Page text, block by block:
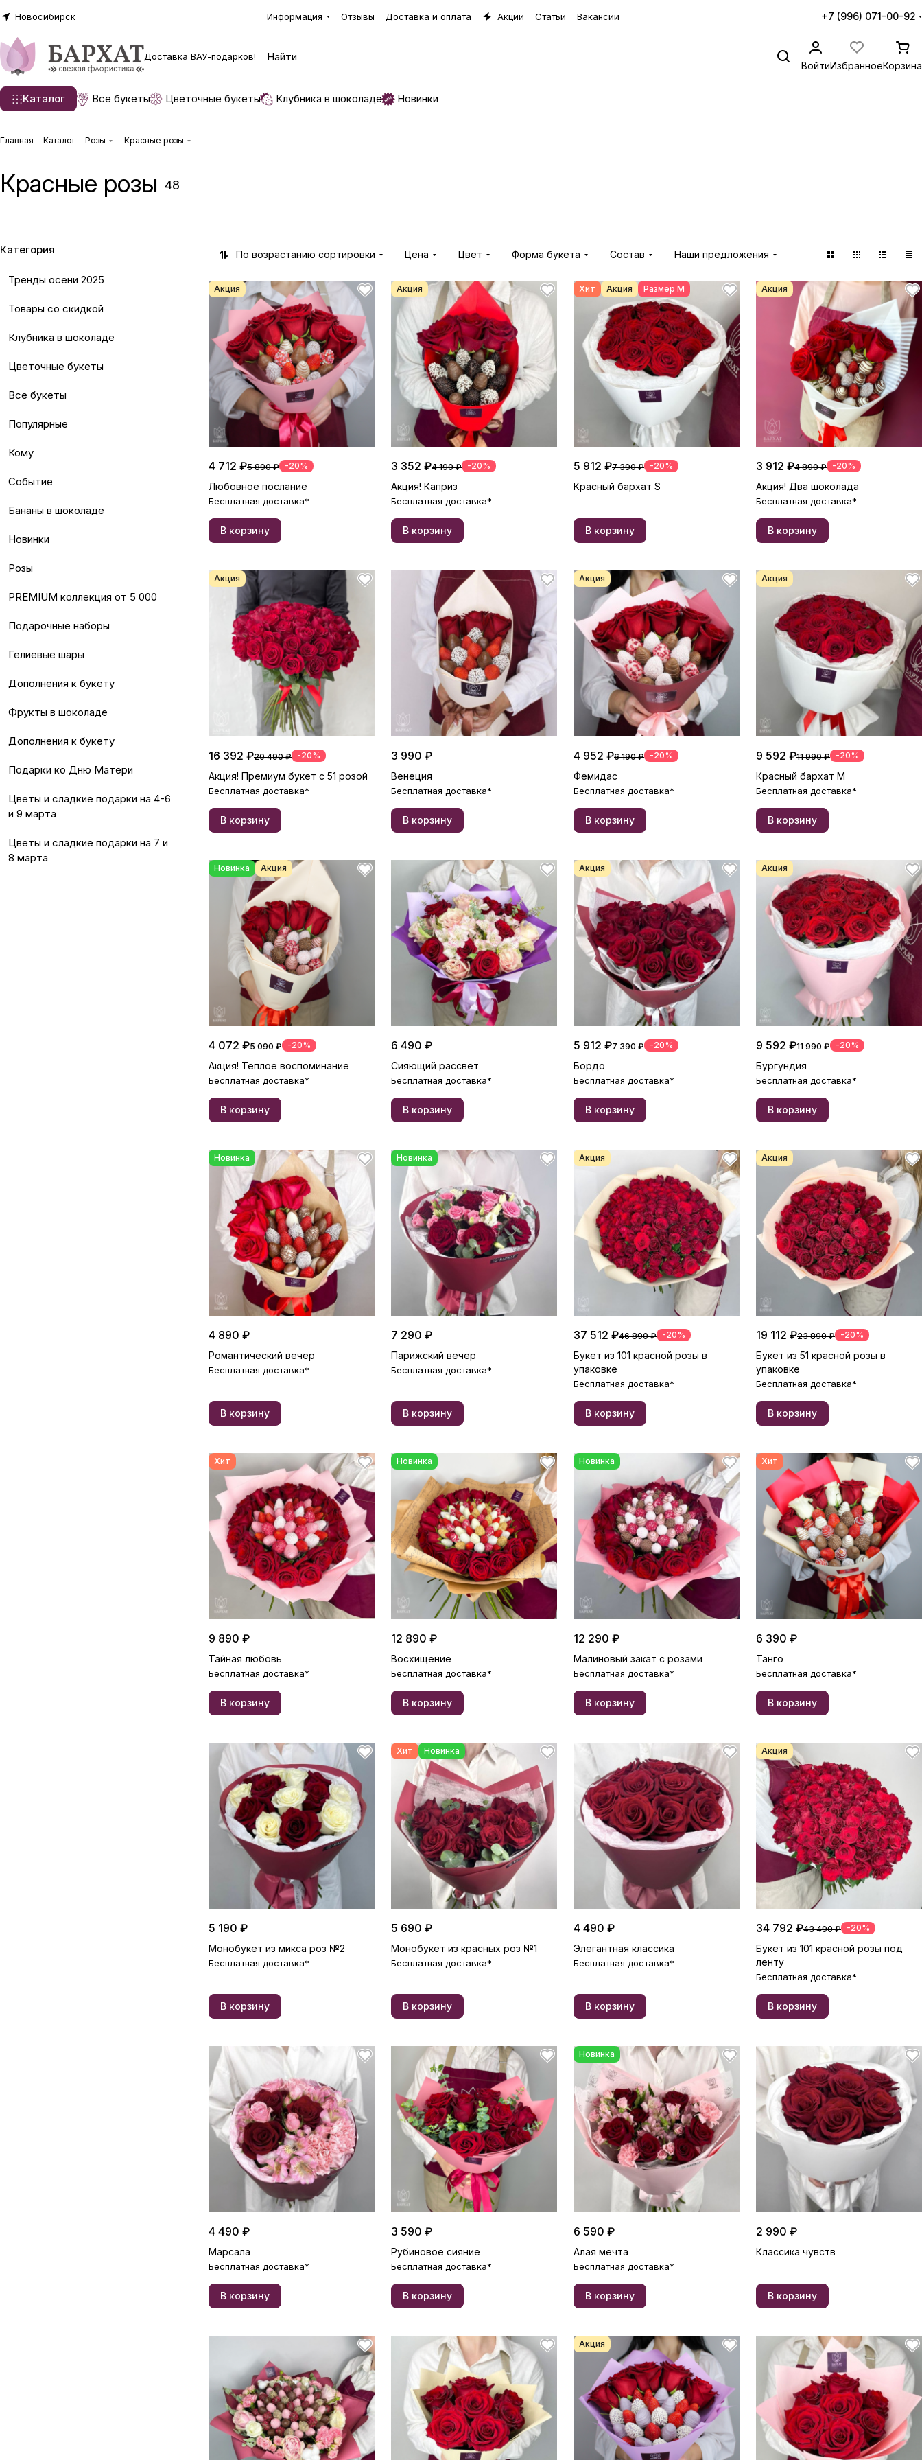
Новосибирск Информация Отзывы Доставка и оплата Акции Статьи Вакансии +7 (996) 071-00-92
Доставка ВАУ-подарков!
ВойтиИзбранноеКорзина
Каталог Все букеты Цветочные букеты Клубника в шоколаде Новинки
Главная Каталог Розы Красные розы
Красные розы 48
По возрастанию сортировки Цена Цвет Форма букета Состав Наши предложения
Акция
4 712 ₽5 890 ₽ -20%
Любовное послание
Бесплатная доставка*
В корзину
Акция
3 352 ₽4 190 ₽ -20%
Акция! Каприз
Бесплатная доставка*
В корзину
Хит Акция Размер М
5 912 ₽7 390 ₽ -20%
Красный бархат S
В корзину
Акция
3 912 ₽4 890 ₽ -20%
Акция! Два шоколада
Бесплатная доставка*
В корзину
Акция
16 392 ₽20 490 ₽ -20%
Акция! Премиум букет с 51 розой
Бесплатная доставка*
В корзину
3 990 ₽
Венеция
Бесплатная доставка*
В корзину
Акция
4 952 ₽6 190 ₽ -20%
Фемидас
Бесплатная доставка*
В корзину
Акция
9 592 ₽11 990 ₽ -20%
Красный бархат М
Бесплатная доставка*
В корзину
Новинка Акция
4 072 ₽5 090 ₽ -20%
Акция! Теплое воспоминание
Бесплатная доставка*
В корзину
6 490 ₽
Сияющий рассвет
Бесплатная доставка*
В корзину
Акция
5 912 ₽7 390 ₽ -20%
Бордо
Бесплатная доставка*
В корзину
Акция
9 592 ₽11 990 ₽ -20%
Бургундия
Бесплатная доставка*
В корзину
Новинка
4 890 ₽
Романтический вечер
Бесплатная доставка*
В корзину
Новинка
7 290 ₽
Парижский вечер
Бесплатная доставка*
В корзину
Акция
37 512 ₽46 890 ₽ -20%
Букет из 101 красной розы в
упаковке
Бесплатная доставка*
В корзину
Акция
19 112 ₽23 890 ₽ -20%
Букет из 51 красной розы в
упаковке
Бесплатная доставка*
В корзину
Хит
9 890 ₽
Тайная любовь
Бесплатная доставка*
В корзину
Новинка
12 890 ₽
Восхищение
Бесплатная доставка*
В корзину
Новинка
12 290 ₽
Малиновый закат с розами
Бесплатная доставка*
В корзину
Хит
6 390 ₽
Танго
Бесплатная доставка*
В корзину
5 190 ₽
Монобукет из микса роз №2
Бесплатная доставка*
В корзину
Хит Новинка
5 690 ₽
Монобукет из красных роз №1
Бесплатная доставка*
В корзину
4 490 ₽
Элегантная классика
Бесплатная доставка*
В корзину
Акция
34 792 ₽43 490 ₽ -20%
Букет из 101 красной розы под
ленту
Бесплатная доставка*
В корзину
4 490 ₽
Марсала
Бесплатная доставка*
В корзину
3 590 ₽
Рубиновое сияние
Бесплатная доставка*
В корзину
Новинка
6 590 ₽
Алая мечта
Бесплатная доставка*
В корзину
2 990 ₽
Классика чувств
В корзину
Акция
Категория
Тренды осени 2025
Товары со скидкой
Клубника в шоколаде
Цветочные букеты
Все букеты
Популярные
Кому
Событие
Бананы в шоколаде
Новинки
Розы
PREMIUM коллекция от 5 000
Подарочные наборы
Гелиевые шары
Дополнения к букету
Фрукты в шоколаде
Дополнения к букету
Подарки ко Дню Матери
Цветы и сладкие подарки на 4-6
и 9 марта
Цветы и сладкие подарки на 7 и
8 марта